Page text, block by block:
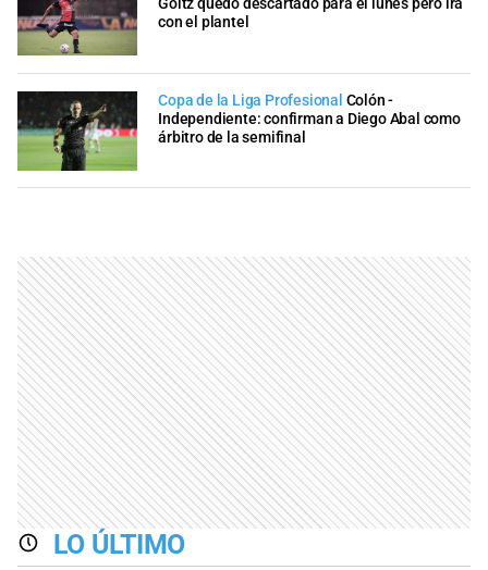
Goltz quedó descartado para el lunes pero irá
con el plantel
Copa de la Liga Profesional Colón -
Independiente: confirman a Diego Abal como
árbitro de la semifinal
LO ÚLTIMO